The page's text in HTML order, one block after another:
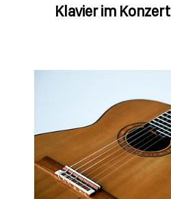
Klavier im Konzert